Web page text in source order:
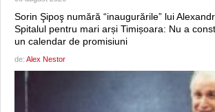
Sorin Şipoş numără “inaugurările” lui
Spitalul pentru mari arși Timișoara: Nu a
un calendar de promisiuni
de: Alex Nestor